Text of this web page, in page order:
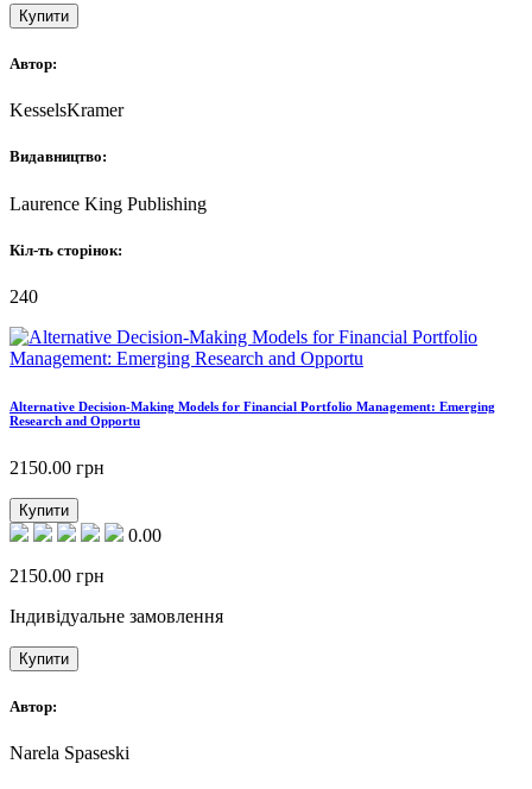
Купити
Автор:
KesselsKramer
Видавництво:
Laurence King Publishing
Кіл-ть сторінок:
240
Alternative Decision-Making Models for Financial Portfolio Management: Emerging
Research and Opportu
2150.00 грн
Купити
0.00
2150.00 грн
Індивідуальне замовлення
Купити
Автор:
Narela Spaseski